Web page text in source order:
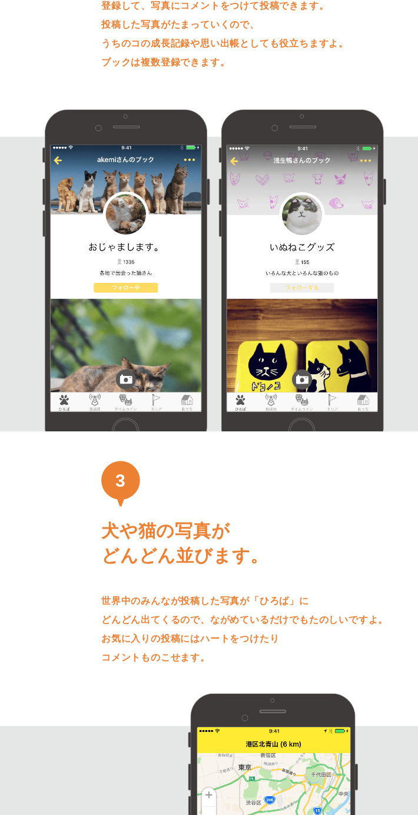
登録して、写真にコメントをつけて投稿できます。
投稿した写真がたまっていくので、
うちのコの成長記録や思い出帳としても役立ちますよ。
ブックは複数登録できます。
3
犬や猫の写真が
どんどん並びます。
世界中のみんなが投稿した写真が「ひろば」に
どんどん出てくるので、ながめているだけでもたのしいですよ。
お気に入りの投稿にはハートをつけたり
コメントものこせます。